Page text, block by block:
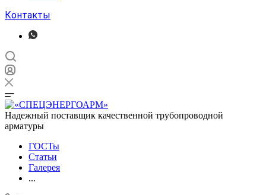
Контакты
Надежный поставщик качественной трубопроводной
арматуры
ГОСТы
Статьи
Галерея
...